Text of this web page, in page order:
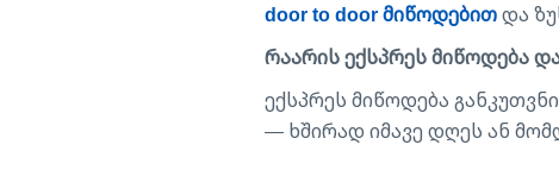
door to door მიწოდებითდა
რაარის ექსპრეს მიწოდება
ექსპრეს მიწოდება
— ხშირად იმავე დღეს ან